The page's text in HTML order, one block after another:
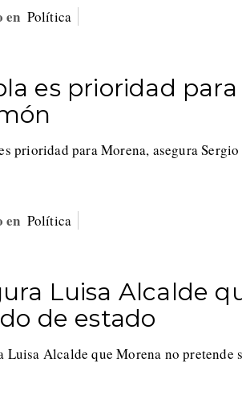
en Política
es prioridad
en Política
Luisa Alcalde
de estado